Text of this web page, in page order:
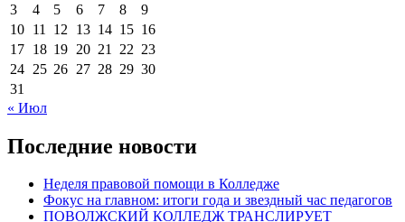
3
4 5 6 7 8
9
10 11 12 13 14 15 16
17 18 19 20 21 22 23
24 25 26 27 28 29 30
31
« Июл
Последние новости
Неделя правовой помощи в Колледже
Фокус на главном: итоги года и звездный час педагогов
ПОВОЛЖСКИЙ КОЛЛЕДЖ ТРАНСЛИРУЕТ